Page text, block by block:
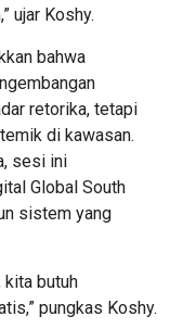
ujar Koshy.
bahwa
retorika, tetapi
di kawasan.
sesi ini
Global South
sistem yang
kita butuh
pungkas Koshy.